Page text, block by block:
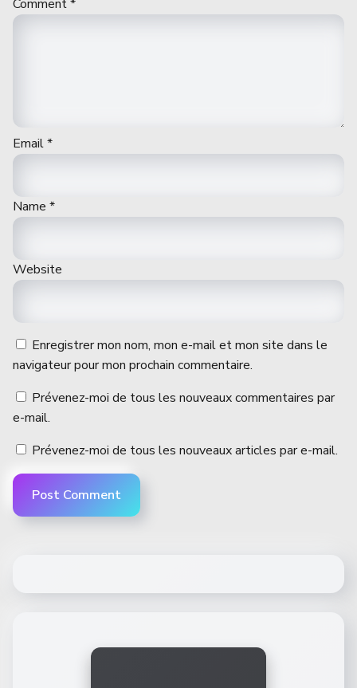
Comment*
Email*
Name *
Website
Enregistrer mon nom, mon e-mail et mon site dans le
navigateur pour mon prochain commentaire.
Prévenez-moi de tous les nouveaux commentaires par
e-mail.
Prévenez-moi de tous les nouveaux articles par e-mail.